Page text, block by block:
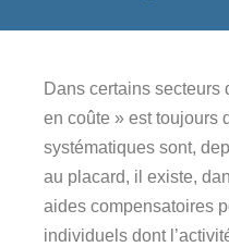
Dans certains secteurs
en coûte » est toujours
systématiques sont,
au placard, il existe,
aides compensatoires
individuels dont